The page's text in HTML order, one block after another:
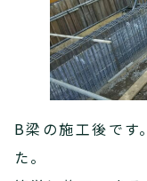
B梁の施工後です
た。